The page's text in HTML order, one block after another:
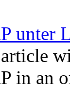
unter
in an